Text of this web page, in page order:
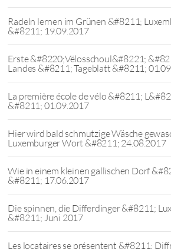
Radeln lernen im Grünen &#8211;
&#8211; 19.09.2017
Erste &#8220;Vëlosschoul&#8221;
Landes &#8211; Tageblatt &#8211;
La première école de vélo &#8211;
&#8211; 01.09.2017
Hier wird bald schmutzige Wäsche
Luxemburger Wort &#8211; 24.08.2017
Wie in einem kleinen gallischen Dorf
&#8211; 17.06.2017
Die spinnen, die Differdinger &#8211;
&#8211; Juni 2017
Les locataires se présentent &#8211;